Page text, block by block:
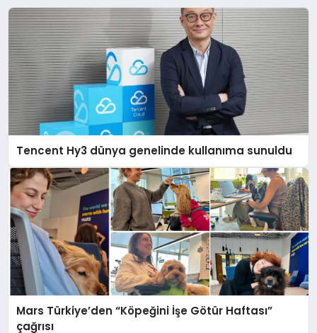
Tencent Hy3 dünya genelinde kullanıma sunuldu
Mars Türkiye’den “Köpeğini İşe Götür Haftası”
çağrısı